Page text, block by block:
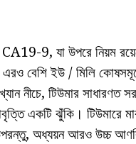
9, যা উপরে নিয়ম
বেশি ইউ / মিলি
নীচে, টিউমার সাধারণত
একটি ঝুঁকি। টিউমারে
অধ্যয়ন আরও উচ্চ